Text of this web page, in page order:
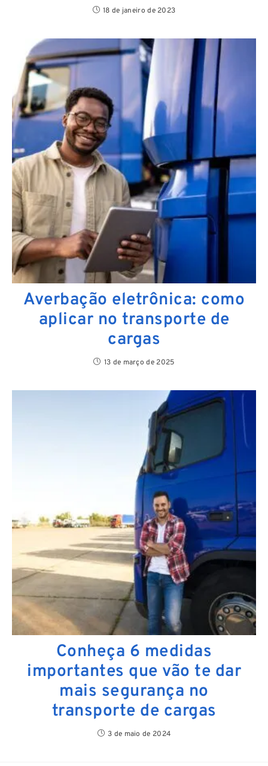
18 de janeiro de 2023
Averbação eletrônica: como
aplicar no transporte de
cargas
13 de março de 2025
Conheça 6 medidas
importantes que vão te dar
mais segurança no
transporte de cargas
3 de maio de 2024